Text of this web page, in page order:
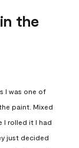
the
I was one of
paint. Mixed
I rolled it I had
just decided